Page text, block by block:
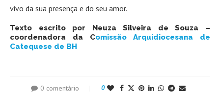
vivo da sua presença e do seu amor.
Texto escrito por Neuza Silveira de Souza –
coordenadora da Comissão Arquidiocesana de
Catequese de BH
0 comentário 0